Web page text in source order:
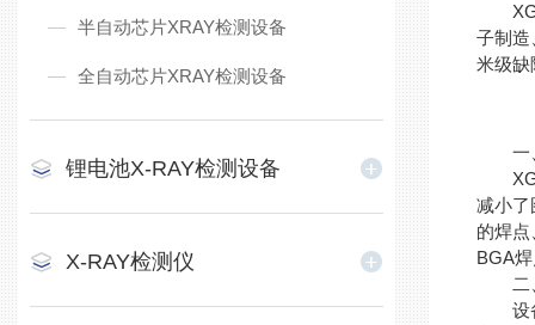
半自动芯片XRAY检测设备
全自动芯片XRAY检测设备
锂电池X-RAY检测设备
X-RAY检测仪
子制造
米级缺
一、
减小了
的焊
BGA
二、
设备